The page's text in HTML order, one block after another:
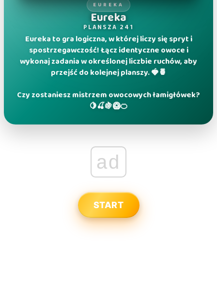
EUREKA
Eureka
PLANSZA 241
Eureka to gra logiczna, w której liczy się spryt i
spostrzegawczość! Łącz identyczne owoce i
wykonaj zadania w określonej liczbie ruchów, aby
przejść do kolejnej planszy. 🍓🍍
Czy zostaniesz mistrzem owocowych łamigłówek?
🍋🍒🍇🥝🍊
ad
START